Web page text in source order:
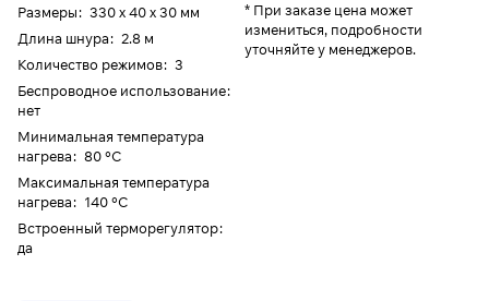
Размеры: 330 х 40 х 30 мм
Длина шнура: 2.8 м
Количество режимов: 3
Беспроводное использование:
нет
Минимальная температура
нагрева: 80 °C
Максимальная температура
нагрева: 140 °C
Встроенный терморегулятор:
да
* При заказе цена может
измениться, подробности
уточняйте у менеджеров.